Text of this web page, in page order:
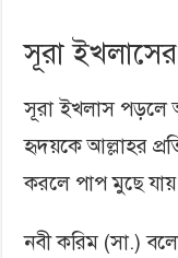
সূরা
সূরা ইখলাস পড়লে
হৃদয়কে আল্লাহর
করলে পাপ মুছে
নবী করিম (সা.)